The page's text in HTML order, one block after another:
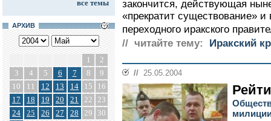
все темы
АРХИВ
1
2
3
4 5 6 7 8
9
10
11 12 13 14 15
16
17
18 19 20 21 22 23
24
25 26 27 28 29
30
закончится, действующая
«прекратит существование» и
переходного иракского
// читайте тему:
Иракский
// 25.05.2004